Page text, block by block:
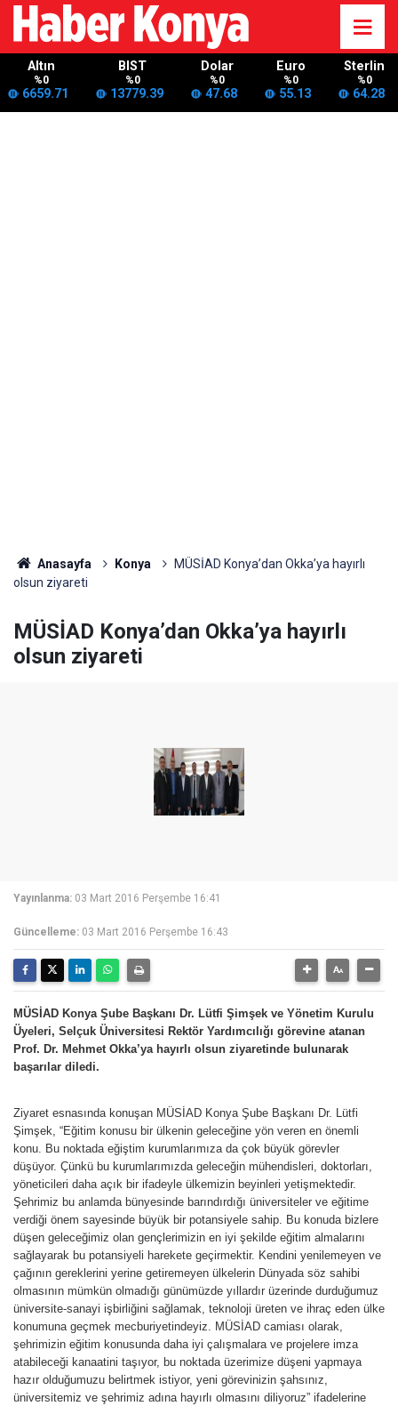
Altın
%0
6659.71
BIST
%0
13779.39
Dolar
%0
47.68
Euro
%0
55.13
Sterlin
%0
64.28
Anasayfa Konya
MÜSİAD Konya’dan Okka’ya hayırlı
olsun ziyareti
MÜSİAD Konya’dan Okka’ya hayırlı
olsun ziyareti
Yayınlanma: 03 Mart 2016 Perşembe 16:41
Güncelleme: 03 Mart 2016 Perşembe 16:43
MÜSİAD Konya Şube Başkanı Dr. Lütfi Şimşek ve Yönetim Kurulu
Üyeleri, Selçuk Üniversitesi Rektör Yardımcılığı görevine atanan
Prof. Dr. Mehmet Okka’ya hayırlı olsun ziyaretinde bulunarak
başarılar diledi.
Ziyaret esnasında konuşan MÜSİAD Konya Şube Başkanı Dr. Lütfi
Şimşek, “Eğitim konusu bir ülkenin geleceğine yön veren en önemli
konu. Bu noktada eğiştim kurumlarımıza da çok büyük görevler
düşüyor. Çünkü bu kurumlarımızda geleceğin mühendisleri, doktorları,
yöneticileri daha açık bir ifadeyle ülkemizin beyinleri yetişmektedir.
Şehrimiz bu anlamda bünyesinde barındırdığı üniversiteler ve eğitime
verdiği önem sayesinde büyük bir potansiyele sahip. Bu konuda bizlere
düşen geleceğimiz olan gençlerimizin en iyi şekilde eğitim almalarını
sağlayarak bu potansiyeli harekete geçirmektir. Kendini yenilemeyen ve
çağının gereklerini yerine getiremeyen ülkelerin Dünyada söz sahibi
olmasının mümkün olmadığı günümüzde yıllardır üzerinde durduğumuz
üniversite-sanayi işbirliğini sağlamak, teknoloji üreten ve ihraç eden ülke
konumuna geçmek mecburiyetindeyiz. MÜSİAD camiası olarak,
şehrimizin eğitim konusunda daha iyi çalışmalara ve projelere imza
atabileceği kanaatini taşıyor, bu noktada üzerimize düşeni yapmaya
hazır olduğumuzu belirtmek istiyor, yeni görevinizin şahsınız,
üniversitemiz ve şehrimiz adına hayırlı olmasını diliyoruz” ifadelerine